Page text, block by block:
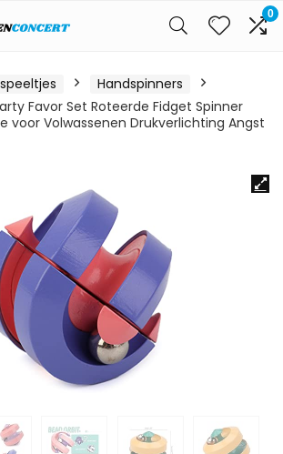
0
Handspinners
Favor Set Roteerde Fidget Spinner
voor Volwassenen Drukverlichting Angst